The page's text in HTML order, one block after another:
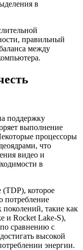
в
правильный
между
поддержку
выполнение
процессоры
что
видео и
в
(TDP), которое
потребление
такие как
и Rocket Lake-S),
сравнению с
высокой
энергии.